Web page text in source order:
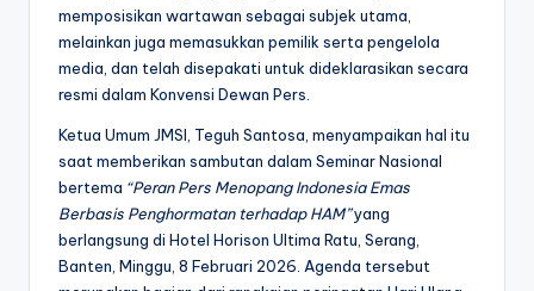
memposisikan wartawan sebagai subjek utama,
melainkan juga memasukkan pemilik serta pengelola
media, dan telah disepakati untuk dideklarasikan secara
resmi dalam Konvensi Dewan Pers.
Ketua Umum JMSI, Teguh Santosa, menyampaikan hal itu
saat memberikan sambutan dalam Seminar Nasional
bertema “Peran Pers Menopang Indonesia Emas
Berbasis Penghormatan terhadap HAM”yang
berlangsung di Hotel Horison Ultima Ratu, Serang,
Banten, Minggu, 8 Februari 2026. Agenda tersebut